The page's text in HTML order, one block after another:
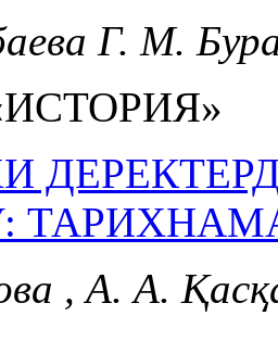
Г. М.
, А. А.